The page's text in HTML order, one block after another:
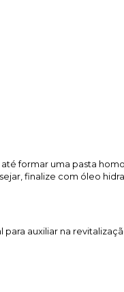
formar uma pasta
finalize com óleo
auxiliar na